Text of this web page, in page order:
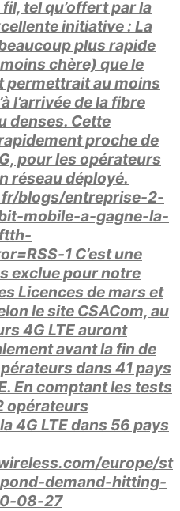
tel qu’offert par la
initiative : La
plus rapide
chère) que le
permettrait au moins
l’arrivée de la fibre
denses. Cette
proche de
pour les opérateurs
réseau déployé.
blogs/entreprise-2-
mobile-a-gagne-la-
1 C’est une
exclue pour notre
Licences de mars et
le site CSACom, au
4G LTE auront
avant la fin de
dans 41 pays
En comptant les tests
opérateurs
4G LTE dans 56 pays
europe/st
demand-hitting-
08-27